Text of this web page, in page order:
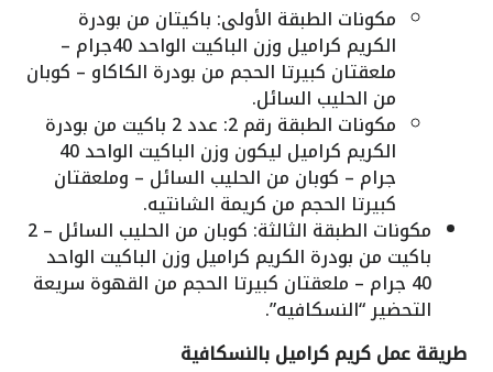
مكونات الطبقة الأولى: باكيتان من بودرة
الكريم كراميل وزن الباكيت الواحد 40جرام –
ملعقتان كبيرتا الحجم من بودرة الكاكاو – كوبان
من الحليب السائل.
مكونات الطبقة رقم 2: عدد 2 باكيت من بودرة
الكريم كراميل ليكون وزن الباكيت الواحد 40
جرام – كوبان من الحليب السائل – وملعقتان
كبيرتا الحجم من كريمة الشانتيه.
مكونات الطبقة الثالثة: كوبان من الحليب السائل – 2
باكيت من بودرة الكريم كراميل وزن الباكيت الواحد
40 جرام – ملعقتان كبيرتا الحجم من القهوة سريعة
التحضير “النسكافيه”.
طريقة عمل كريم كراميل بالنسكافية